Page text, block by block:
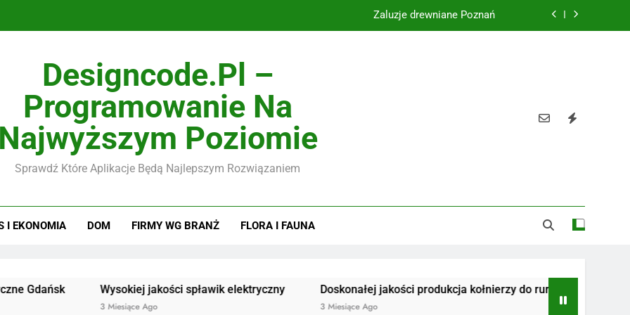
Żaluzje drewniane Poznań
Designcode.pl –
Programowanie Na
Najwyższym Poziomie
Sprawdź Które Aplikacje Będą Najlepszym Rozwiązaniem
I EKONOMIA DOM FIRMY WG BRANŻ FLORA I FAUNA
Wysokiej jakości spławik elektryczny
3 Miesiące Ago
Doskonałej jakości produkcja kołnierzy do rur
3 Miesiące Ago
Radiotelefony
3 Miesiące Ago